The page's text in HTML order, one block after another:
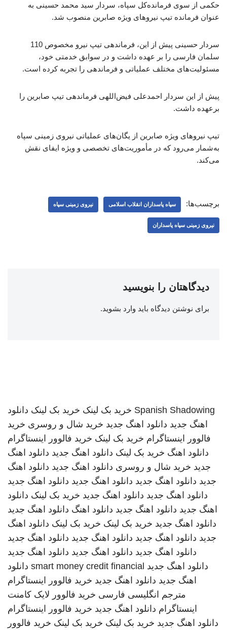
حکمی از سوی فرمانده‌کل سپاه، سردار سید محمد حسینی به
عنوان فرمانده تیپ نیروهای ویژه صابرین منصوب شد.
سردار حسینی پیش از این، فرماندهی تیپ نیرو مخصوص 110
سلمان فارسی را بر عهده داشت و در سوابق خدمتی خود،
مسئولیت‌های مختلف عملیاتی و فرماندهی را تجربه کرده است.
پیش از این سردار احمدعلی فیض‌اللهی فرماندهی تیپ صابرین را
برعهده داشت.
تیپ نیروهای ویژه صابرین از یگان‌های عملیاتی نیروی زمینی سپاه
به‌شمار می‌رود که در مأموریت‌های تخصصی و ویژه ایفای نقش
می‌کند.
برچسب‌ها: سپاه پاسداران انقلاب اسلامی نیروی زمینی سپاه
نیروی زمینی سپاه پاسداران
دیدگاهتان را بنویسید
برای نوشتن دیدگاه باید وارد بشوید.
Spanish Shadowing خرید بک لینک خرید بک لینک دانلود
اهنگ جدید دانلود اهنگ جدید خرید شال و روسری خرید
فالوور اینستاگرام خرید بک لینک خرید فالوور اینستاگرام
دانلود اهنگ خرید بک لینک دانلود اهنگ جدید دانلود اهنگ
جدید خرید شال و روسری دانلود اهنگ جدید دانلود اهنگ
جدید دانلود اهنگ جدید دانلود اهنگ جدید دانلود اهنگ جدید
دانلود اهنگ جدید دانلود اهنگ جدید خرید بک لینک دانلود
اهنگ جدید دانلود اهنگ جدید دانلود اهنگ دانلود اهنگ جدید
دانلود اهنگ جدید خرید بک لینک خرید بک لینک دانلود اهنگ
جدید دانلود اهنگ جدید دانلود اهنگ جدید دانلود اهنگ جدید
دانلود اهنگ جدید دانلود اهنگ جدید دانلود اهنگ جدید
دانلود اهنگ جدید smart money credit financial دانلود
اهنگ جدید دانلود اهنگ جدید خرید فالوور اینستاگرام
مترجم انگلیسی فارسی خرید فالوور لایک کامنت
اینستاگرام دانلود اهنگ جدید خرید فالوور اینستاگرام
دانلود اهنگ جدید خرید بک لینک خرید بک لینک خرید فالوور